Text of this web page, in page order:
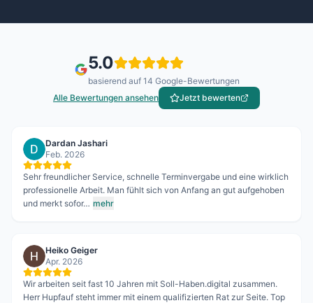
5.0
basierend auf 14 Google-Bewertungen
Alle Bewertungen ansehen
Jetzt bewerten
Dardan Jashari
Feb. 2026
Sehr freundlicher Service, schnelle Terminvergabe und eine wirklich
professionelle Arbeit. Man fühlt sich von Anfang an gut aufgehoben
und merkt sofor… mehr
Heiko Geiger
Apr. 2026
Wir arbeiten seit fast 10 Jahren mit Soll-Haben.digital zusammen.
Herr Hupfauf steht immer mit einem qualifizierten Rat zur Seite. Top